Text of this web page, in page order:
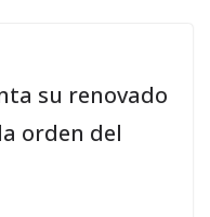
su renovado
orden del